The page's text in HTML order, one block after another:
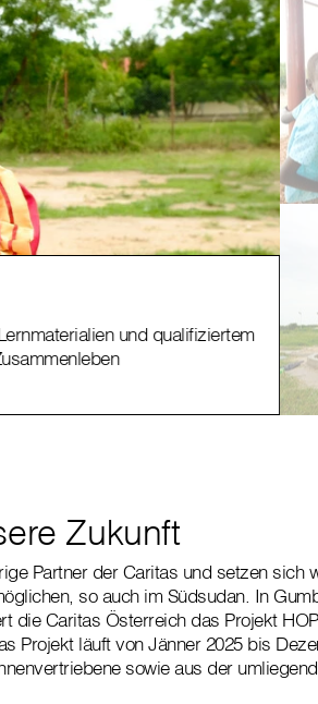
und qualifiziertem
Zukunft
Partner der Caritas und setzen sich
so auch im Südsudan. In
die Caritas Österreich das Projekt
Projekt läuft von Jänner 2025 bis
sowie aus der